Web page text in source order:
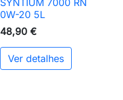
SYNTIUM 7000 RN
0W-20 5L
48,90 €
Ver detalhes